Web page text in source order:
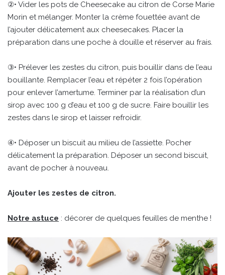
②• Vider les pots de Cheesecake au citron de Corse Marie
Morin et mélanger. Monter la crème fouettée avant de
l’ajouter délicatement aux cheesecakes. Placer la
préparation dans une poche à douille et réserver au frais.
③• Prélever les zestes du citron, puis bouillir dans de l’eau
bouillante. Remplacer l’eau et répéter 2 fois l’opération
pour enlever l’amertume. Terminer par la réalisation d’un
sirop avec 100 g d’eau et 100 g de sucre. Faire bouillir les
zestes dans le sirop et laisser refroidir.
④• Déposer un biscuit au milieu de l’assiette. Pocher
délicatement la préparation. Déposer un second biscuit,
avant de pocher à nouveau.
Ajouter les zestes de citron.
Notre astuce : décorer de quelques feuilles de menthe !